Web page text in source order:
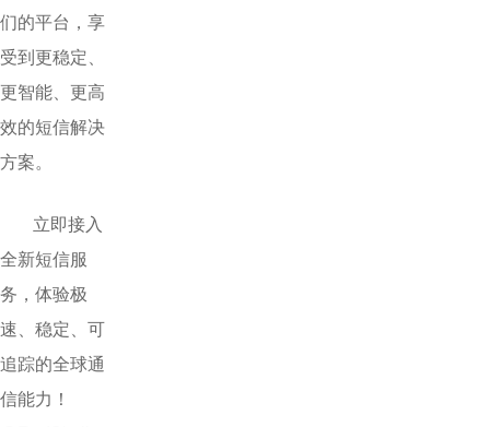
们的平台，享
受到更稳定、
更智能、更高
效的短信解决
方案。
立即接入
全新短信服
务，体验极
速、稳定、可
追踪的全球通
信能力！